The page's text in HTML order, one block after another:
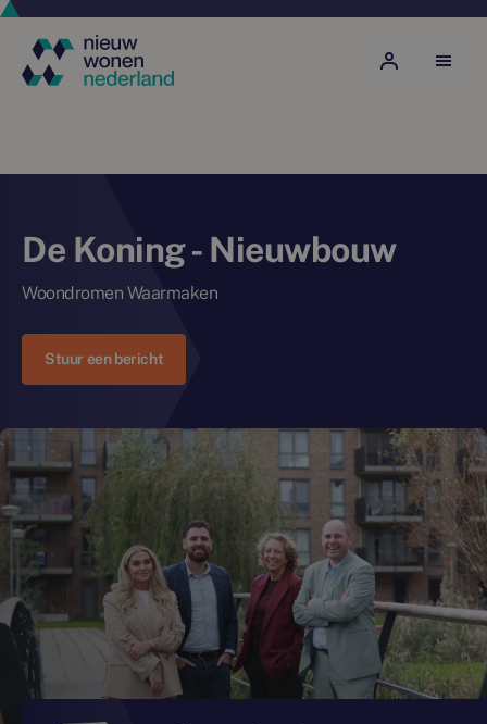
De Koning - Nieuwbouw
Woondromen Waarmaken
Stuur een bericht